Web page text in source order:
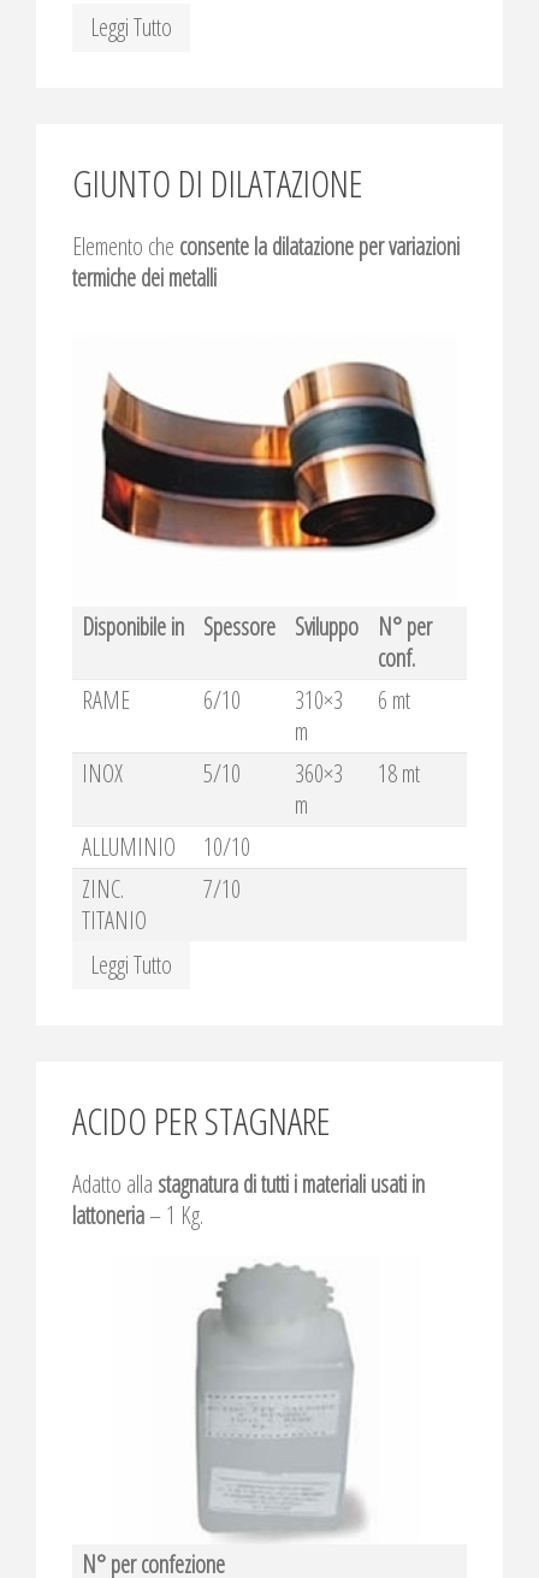
Leggi Tutto
GIUNTO DI DILATAZIONE
Elemento che consente la dilatazione per variazioni
termiche dei metalli
Disponibile in Spessore Sviluppo
N° per
conf.
RAME
6/10
310×3
m
6 mt
INOX 5/10
360×3
m
18 mt
ALLUMINIO
10/10
ZINC.
TITANIO
7/10
Leggi Tutto
ACIDO PER STAGNARE
Adatto alla stagnatura di tutti i materiali usati in
lattoneria– 1 Kg.
N° per confezione